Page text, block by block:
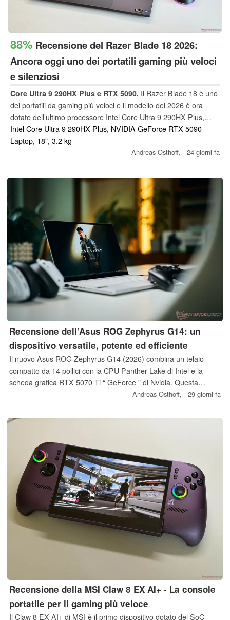
88% Recensione del Razer Blade 18 2026:
Ancora oggi uno dei portatili gaming più veloci
e silenziosi
Core Ultra 9 290HX Plus e RTX 5090. Il Razer Blade 18 è uno
dei portatili da gaming più veloci e il modello del 2026 è ora
dotato dell’ultimo processore Intel Core Ultra 9 290HX Plus,
abbinato alla già nota scheda grafica GeForce RTX 5090 e allo
schermo IPS 4K dual-mode con frequenza di aggiornamento di
240 o 440 Hz. Tuttavia, il prezzo è ora molto più elevato rispetto
Intel Core Ultra 9 290HX Plus, NVIDIA GeForce RTX 5090
Laptop, 18", 3.2 kg
Andreas Osthoff, - 24 giorni fa
Recensione dell’Asus ROG Zephyrus G14: un
dispositivo versatile, potente ed efficiente
Il nuovo Asus ROG Zephyrus G14 (2026) combina un telaio
compatto da 14 pollici con la CPU Panther Lake di Intel e la
scheda grafica RTX 5070 Ti “ GeForce ” di Nvidia. Questa
combinazione offre prestazioni di gioco superiori e una maggiore
Andreas Osthoff, - 29 giorni fa
Recensione della MSI Claw 8 EX AI+ - La console
portatile per il gaming più veloce
Il Claw 8 EX AI+ di MSI è il primo dispositivo dotato del SoC